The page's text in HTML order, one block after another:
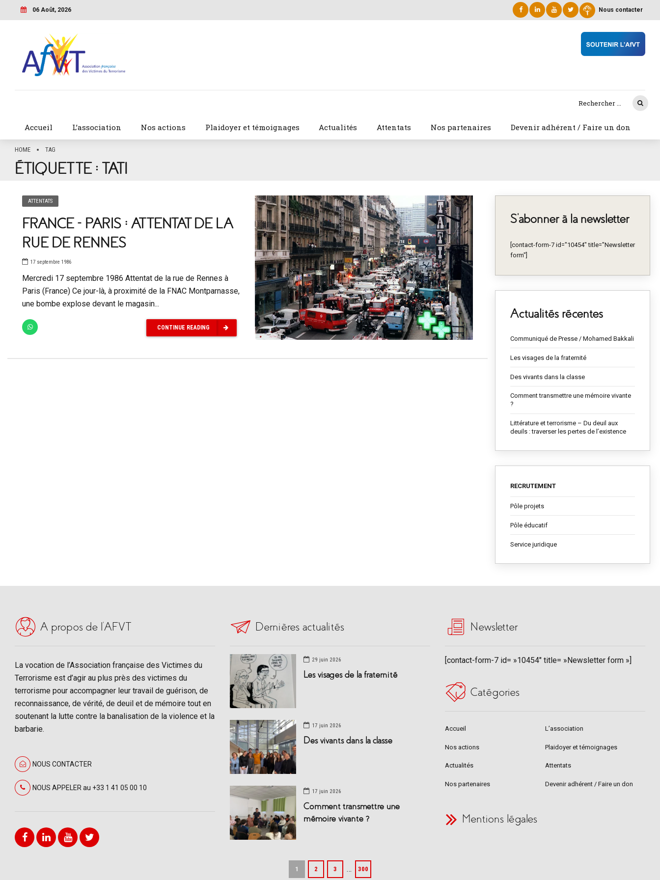
06 Août, 2026 Nous contacter
Accueil L’association Nos actions Plaidoyer et témoignages Actualités Attentats Nos partenaires Devenir adhérent / Faire un don
HOME TAG
ÉTIQUETTE : TATI
ATTENTATS
FRANCE – PARIS : ATTENTAT DE LA
RUE DE RENNES
17 septembre 1986
Mercredi 17 septembre 1986 Attentat de la rue de Rennes à
Paris (France) Ce jour-là, à proximité de la FNAC Montparnasse,
une bombe explose devant le magasin...
CONTINUE READING
S’abonner à la newsletter
[contact-form-7 id="10454" title="Newsletter
form"]
Actualités récentes
Communiqué de Presse / Mohamed Bakkali
Les visages de la fraternité
Des vivants dans la classe
Comment transmettre une mémoire vivante
?
Littérature et terrorisme – Du deuil aux
deuils : traverser les pertes de l’existence
RECRUTEMENT
Pôle projets
Pôle éducatif
Service juridique
A propos de l’AFVT
La vocation de l’Association française des Victimes du
Terrorisme est d’agir au plus près des victimes du
terrorisme pour accompagner leur travail de guérison, de
reconnaissance, de vérité, de deuil et de mémoire tout en
soutenant la lutte contre la banalisation de la violence et la
barbarie.
NOUS CONTACTER
NOUS APPELER au +33 1 41 05 00 10
Dernières actualités
29 juin 2026
Les visages de la fraternité
17 juin 2026
Des vivants dans la classe
17 juin 2026
Comment transmettre une
mémoire vivante ?
1 2 3 … 300
Newsletter
[contact-form-7 id= »10454″ title= »Newsletter form »]
Catégories
Accueil L’association
Nos actions Plaidoyer et témoignages
Actualités Attentats
Nos partenaires Devenir adhérent / Faire un don
Mentions légales